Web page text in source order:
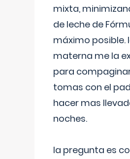
mixta,
de leche de
máximo posible.
materna me la
para
tomas con el
hacer mas
noches.
la pregunta es